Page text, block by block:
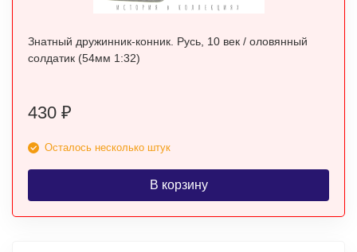
Знатный дружинник-конник. Русь, 10 век / оловянный
солдатик (54мм 1:32)
430 ₽
Осталось несколько штук
В корзину